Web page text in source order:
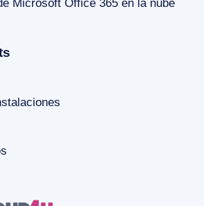
Microsoft Office 365 en la nube